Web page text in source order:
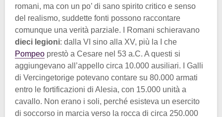
romani, ma con un po’ di sano spirito critico e senso
del realismo, suddette fonti possono raccontare
comunque una verità parziale. I Romani schieravano
dieci legioni: dalla VI sino alla XV, più la I che
Pompeo prestò a Cesare nel 53 a.C. A questi si
aggiungevano all’appello circa 10.000 ausiliari. I Galli
di Vercingetorige potevano contare su 80.000 armati
entro le fortificazioni di Alesia, con 15.000 unità a
cavallo. Non erano i soli, perché esisteva un esercito
di soccorso in marcia verso la rocca di circa 250.000